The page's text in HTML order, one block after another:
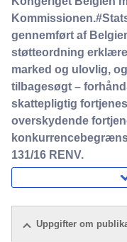
gennemført af
støtteordning
marked og ulovlig,
tilbagesøgt –
skattepligtig
overskydende
131/16 RENV.
Uppgifter om